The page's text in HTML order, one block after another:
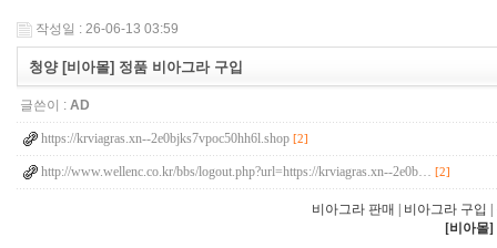
작성일 : 26-06-13 03:59
청양 [비아몰] 정품 비아그라 구입
글쓴이 : AD
https://krviagras.xn--2e0bjks7vpoc50hh6l.shop [2]
http://www.wellenc.co.kr/bbs/logout.php?url=https://krviagras.xn--2e0b… [2]
비아그라 판매 | 비아그라 구입
[비아몰